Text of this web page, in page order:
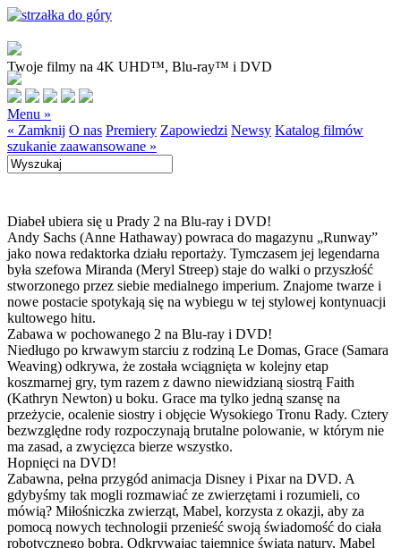
Twoje filmy na 4K UHD™, Blu-ray™ i DVD
Menu »
« Zamknij O nas Premiery Zapowiedzi Newsy Katalog filmów
szukanie zaawansowane »
Diabeł ubiera się u Prady 2 na Blu-ray i DVD!
Andy Sachs (Anne Hathaway) powraca do magazynu „Runway”
jako nowa redaktorka działu reportaży. Tymczasem jej legendarna
była szefowa Miranda (Meryl Streep) staje do walki o przyszłość
stworzonego przez siebie medialnego imperium. Znajome twarze i
nowe postacie spotykają się na wybiegu w tej stylowej kontynuacji
kultowego hitu.
Zabawa w pochowanego 2 na Blu-ray i DVD!
Niedługo po krwawym starciu z rodziną Le Domas, Grace (Samara
Weaving) odkrywa, że została wciągnięta w kolejny etap
koszmarnej gry, tym razem z dawno niewidzianą siostrą Faith
(Kathryn Newton) u boku. Grace ma tylko jedną szansę na
przeżycie, ocalenie siostry i objęcie Wysokiego Tronu Rady. Cztery
bezwzględne rody rozpoczynają brutalne polowanie, w którym nie
ma zasad, a zwycięzca bierze wszystko.
Hopnięci na DVD!
Zabawna, pełna przygód animacja Disney i Pixar na DVD. A
gdybyśmy tak mogli rozmawiać ze zwierzętami i rozumieli, co
mówią? Miłośniczka zwierząt, Mabel, korzysta z okazji, aby za
pomocą nowych technologii przenieść swoją świadomość do ciała
robotycznego bobra. Odkrywając tajemnice świata natury, Mabel